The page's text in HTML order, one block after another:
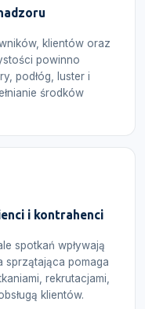
klientów oraz
powinno
podłóg, luster i
środków
i kontrahenci
spotkań wpływają
sprzątająca pomaga
rekrutacjami,
klientów.